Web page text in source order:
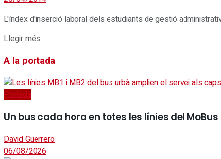
L'índex d'inserció laboral dels estudiants de gestió
Llegir més
A la portada
Portada
Un bus cada hora en totes les línies del
David Guerrero
06/08/2026